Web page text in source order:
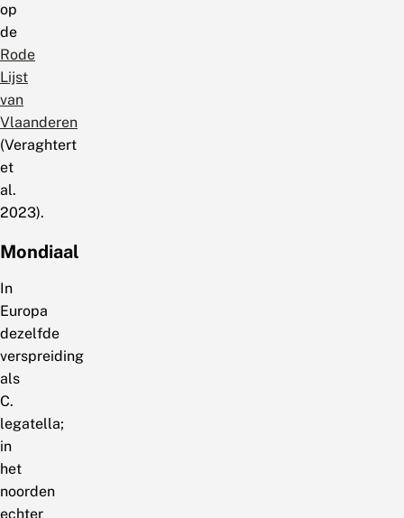
op
de
Rode
Lijst
van
Vlaanderen
(Veraghtert
et
al.
2023).
Mondiaal
In
Europa
dezelfde
verspreiding
als
C.
legatella;
in
het
noorden
echter